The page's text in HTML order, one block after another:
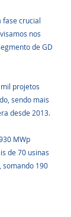
fase crucial
nos
de GD
projetos
sendo mais
desde 2013.
MWp
de 70 usinas
somando 190